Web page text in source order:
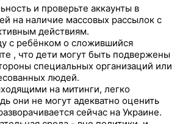
и проверьте аккаунты в
на наличие массовых рассылок с
действиям.
с ребёнком о сложившийся
, что дети могут быть подвержены
специальных организаций или
людей.
на митинги, легко
они не могут адекватно оценить
сейчас на Украине.